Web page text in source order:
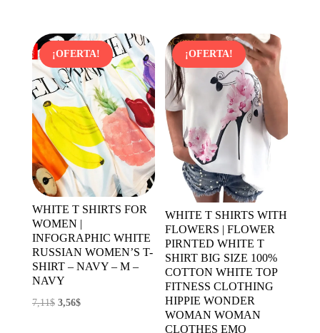
era:
3,89$.
es:
2,72$.
¡OFERTA!
WHITE T SHIRTS FOR
WOMEN |
INFOGRAPHIC WHITE
RUSSIAN WOMEN’S T-
SHIRT – NAVY – M –
NAVY
7,11$ El
3,56$El
¡OFERTA!
WHITE T SHIRTS WITH
FLOWERS | FLOWER
PIRNTED WHITE T
SHIRT BIG SIZE 100%
COTTON WHITE TOP
FITNESS CLOTHING
HIPPIE WONDER
WOMAN WOMAN
CLOTHES EMO